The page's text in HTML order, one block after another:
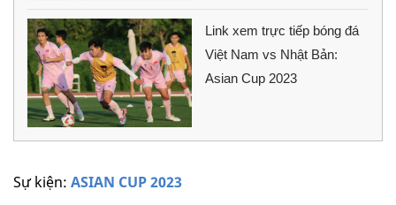
Sự kiện: ASIAN CUP 2023
Link xem trực tiếp bóng đá
Việt Nam vs Nhật Bản:
Asian Cup 2023